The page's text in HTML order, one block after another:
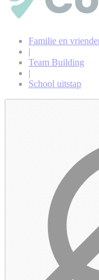
Familie en
|
Team Building
|
School uitstap